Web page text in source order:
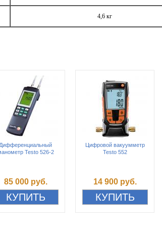
4,6 кг
Дифференциальный
Testo 526-2
85 000 руб.
Цифровой вакуумметр
Testo 552
14 900 руб.